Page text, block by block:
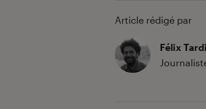
Article rédigé par
Félix